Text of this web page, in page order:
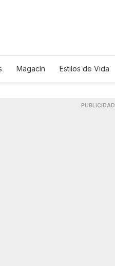
Magacín
Estilos de Vida
PUBLICIDAD